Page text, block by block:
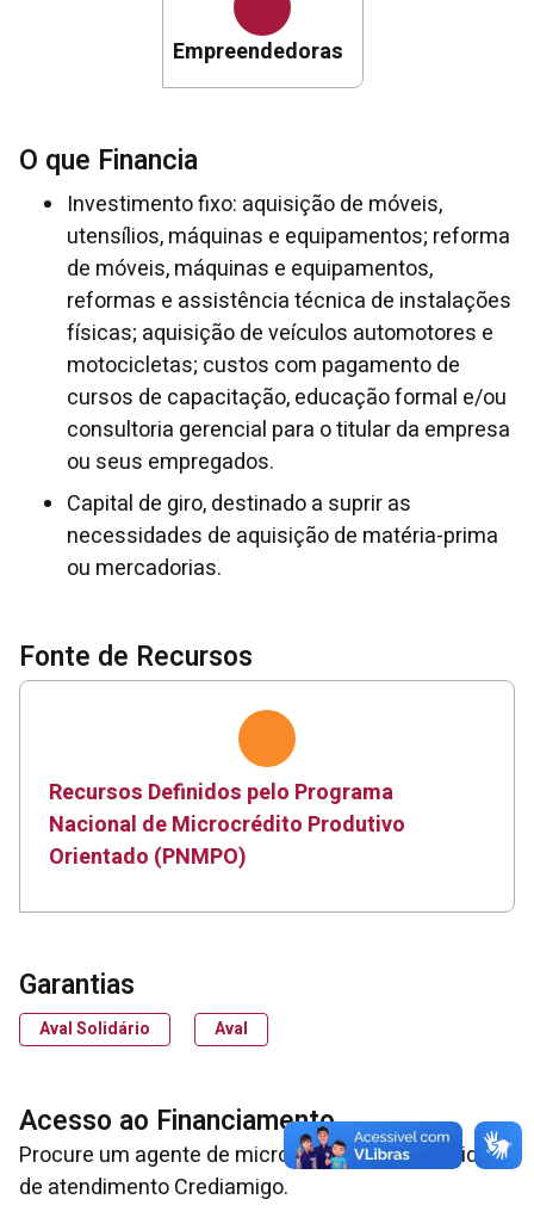
Empreendedoras
O que Financia
Investimento fixo: aquisição de móveis,
utensílios, máquinas e equipamentos; reforma
de móveis, máquinas e equipamentos,
reformas e assistência técnica de instalações
físicas; aquisição de veículos automotores e
motocicletas; custos com pagamento de
cursos de capacitação, educação formal e/ou
consultoria gerencial para o titular da empresa
ou seus empregados.
Capital de giro, destinado a suprir as
necessidades de aquisição de matéria-prima
ou mercadorias.
Fonte de Recursos
Recursos Definidos pelo Programa
Nacional de Microcrédito Produtivo
Orientado (PNMPO)
Garantias
Aval Solidário Aval
Acesso ao Financiamento
Procure um agente de microcrédito ou uma unidade
de atendimento Crediamigo.